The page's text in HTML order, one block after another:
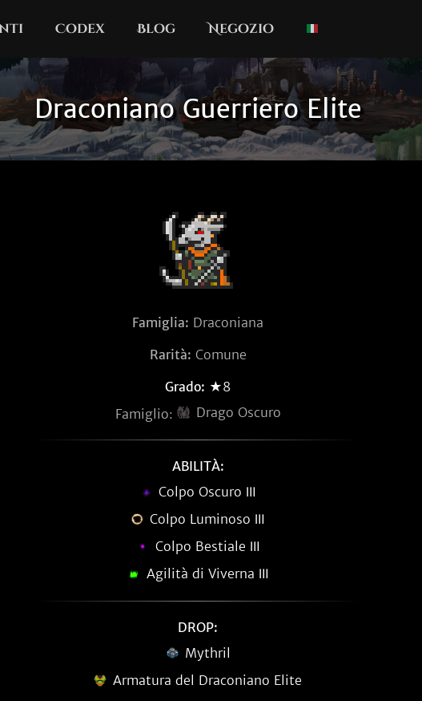
Codex Blog Negozio
Draconiano Guerriero Elite
Famiglia: Draconiana
Rarità: Comune
Grado: ★8
Famiglio:
Drago Oscuro
ABILITÀ:
Colpo Oscuro Ⅲ
Colpo Luminoso Ⅲ
Colpo Bestiale Ⅲ
Agilità di Viverna Ⅲ
DROP:
Mythril
Armatura del Draconiano Elite